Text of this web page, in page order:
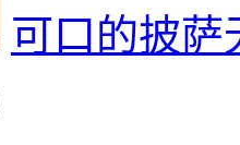
可口的披萨